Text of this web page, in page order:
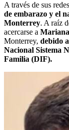
A través de sus
de embarazo y el
Monterrey. A raíz
acercarse a
Monterrey, debido
Nacional Sistema
Familia (DIF).